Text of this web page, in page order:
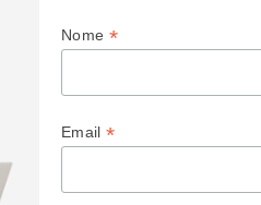
Nome *
Email *